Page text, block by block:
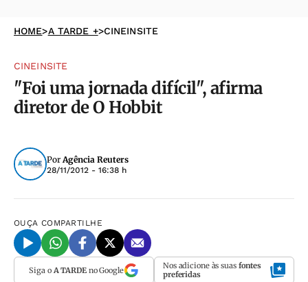
HOME>A TARDE +>CINEINSITE
CINEINSITE
"Foi uma jornada difícil", afirma
diretor de O Hobbit
PorAgência Reuters
28/11/2012 - 16:38 h
OUÇA COMPARTILHE
Siga o A TARDEno Google Nos adicione às suas fontes
preferidas